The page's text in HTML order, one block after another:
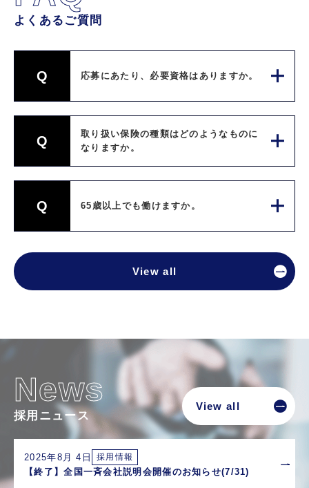
よくあるご質問
Q 応募にあたり、必要資格はありますか。
Q
取り扱い保険の種類はどのようなものに
なりますか。
Q 65歳以上でも働けますか。
View all
News
採用ニュース
2025年8月 4日 採用情報
【終了】全国一斉会社説明会開催のお知らせ(7/31)
View all